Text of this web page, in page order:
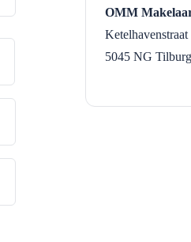
OMM
Ketelhavenstraat
5045 NG Tilburg